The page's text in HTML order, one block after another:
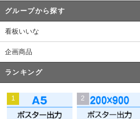
グループから探す
看板いいな
企画商品
ランキング
1 2